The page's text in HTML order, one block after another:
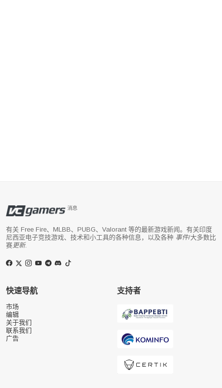
消息
有关 Free Fire、MLBB、PUBG、Valorant 等的最新游戏新闻。有关印度
尼西亚电子竞技游戏、技术和小工具的各种信息，以及各种 事件/大多数比
赛更新.
快速导航
市场
编辑
关于我们
联系我们
广告
支持者